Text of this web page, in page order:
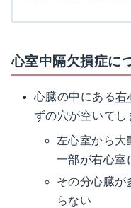
心室中隔欠損症に
心臓の中にある右
ずの穴が空いてし
左心室から大
一部が右心室
その分心臓が
らない